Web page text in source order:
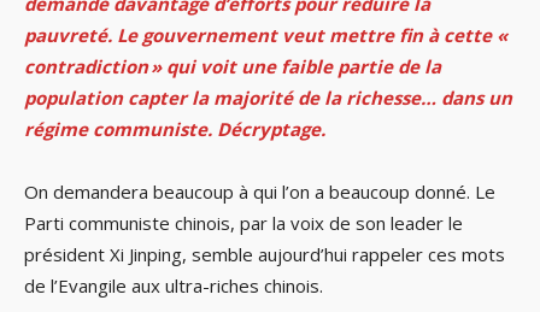
pauvreté. Le gouvernement veut mettre fin à cette «
contradiction » qui voit une faible partie de la
population capter la majorité de la richesse… dans un
régime communiste. Décryptage.
On demandera beaucoup à qui l’on a beaucoup donné. Le
Parti communiste chinois, par la voix de son leader le
président Xi Jinping, semble aujourd’hui rappeler ces mots
de l’Evangile aux ultra-riches chinois.